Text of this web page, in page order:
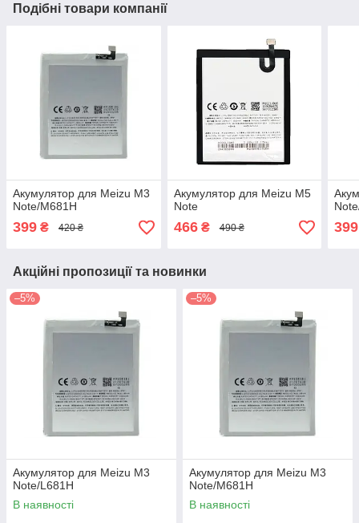
Подібні товари компанії
Акумулятор для Meizu M3
Note/M681H
399 ₴ 420 ₴
Акумулятор для Meizu M5
Note
466₴ 490 ₴ 399
Акційні пропозиції та новинки
–5%
Акумулятор для Meizu M3
Note/L681H
В наявності
–5%
Акумулятор для Meizu M3
Note/M681H
В наявності